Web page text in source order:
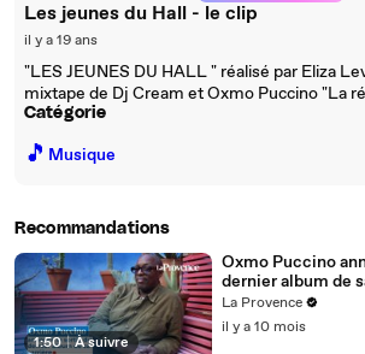
Les jeunes du Hall - le clip
il y a 19 ans
"LES JEUNES DU HALL " réalisé par Eliza
mixtape de Dj Cream et Oxmo Puccino "La
Catégorie
🎵 Musique
Recommandations
1:50 | À suivre
Oxmo Puccino
dernier album de
La Provence
il y a 10 mois